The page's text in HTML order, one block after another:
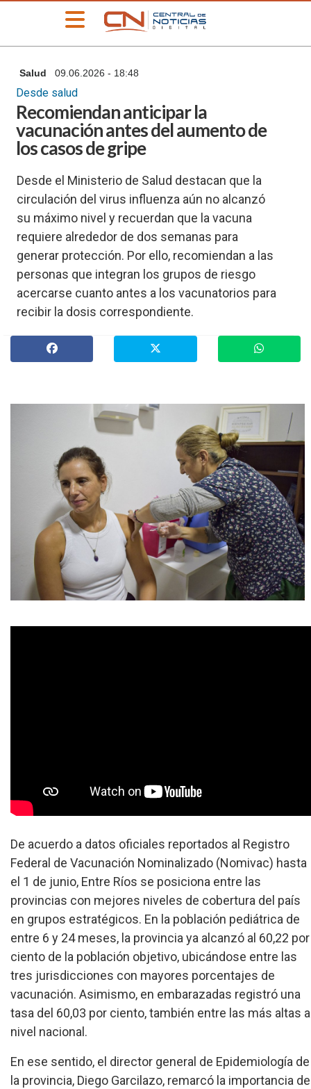
PORTADA
Deportes
Educación
Información
General
Locales
Nacionales
Policiales
Provinciales
Cultura
Espectáculos
Internacionales
Judiciales
Política
Salud 09.06.2026 - 18:48
Desde salud
Recomiendan anticipar la
vacunación antes del aumento de
los casos de gripe
Desde el Ministerio de Salud destacan que la
circulación del virus influenza aún no alcanzó
su máximo nivel y recuerdan que la vacuna
requiere alrededor de dos semanas para
generar protección. Por ello, recomiendan a las
personas que integran los grupos de riesgo
acercarse cuanto antes a los vacunatorios para
recibir la dosis correspondiente.
De acuerdo a datos oficiales reportados al Registro
Federal de Vacunación Nominalizado (Nomivac) hasta
el 1 de junio, Entre Ríos se posiciona entre las
provincias con mejores niveles de cobertura del país
en grupos estratégicos. En la población pediátrica de
entre 6 y 24 meses, la provincia ya alcanzó al 60,22 por
ciento de la población objetivo, ubicándose entre las
tres jurisdicciones con mayores porcentajes de
vacunación. Asimismo, en embarazadas registró una
tasa del 60,03 por ciento, también entre las más altas a
nivel nacional.
En ese sentido, el director general de Epidemiología de
la provincia, Diego Garcilazo, remarcó la importancia de